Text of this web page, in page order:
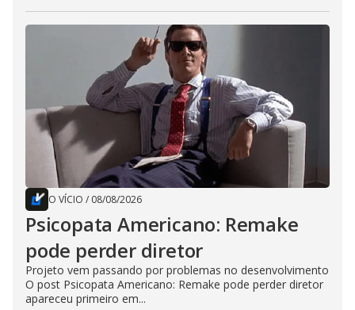
O VÍCIO / 08/08/2026
Psicopata Americano: Remake
pode perder diretor
Projeto vem passando por problemas no desenvolvimento
O post Psicopata Americano: Remake pode perder diretor
apareceu primeiro em...